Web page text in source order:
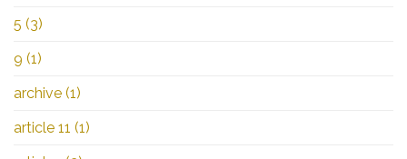
5 (3)
9 (1)
archive (1)
article 11 (1)